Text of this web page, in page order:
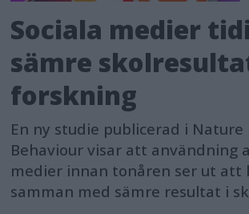
Sociala medier
sämre
forskning
En ny studie publicerad i Nature
Behaviour visar att användning
medier innan tonåren ser ut att
samman med sämre resultat i